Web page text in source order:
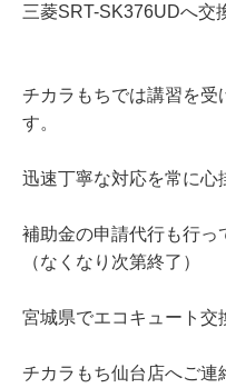
三菱SRT-SK376UDへ交
チカラもちでは講習を受
す。
迅速丁寧な対応を常に心
補助金の申請代行も行っ
（なくなり次第終了）
宮城県でエコキュート交
チカラもち仙台店へご連